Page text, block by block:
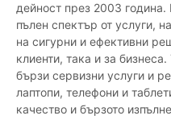
дейност през 2003
пълен спектър от услуги,
на сигурни и ефективни
клиенти, така и за
бързи сервизни услуги и
лаптопи, телефони и
качество и бързото